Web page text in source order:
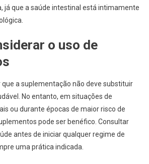
já que a saúde intestinal está intimamente
o uso de
a suplementação não deve substituir
No entanto, em situações de
ou durante épocas de maior risco de
pode ser benéfico. Consultar
antes de iniciar qualquer regime de
uma prática indicada.